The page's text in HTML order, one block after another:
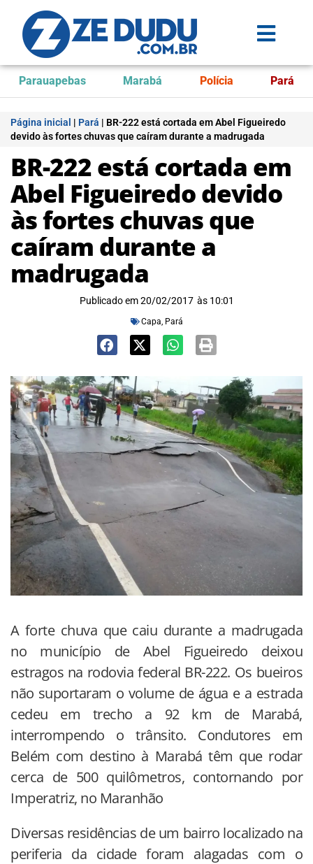
Parauapebas Marabá Polícia Pará
Página inicial | Pará | BR-222 está cortada em Abel Figueiredo
devido às fortes chuvas que caíram durante a madrugada
BR-222 está cortada em
Abel Figueiredo devido
às fortes chuvas que
caíram durante a
madrugada
Publicado em 20/02/2017 às 10:01
Capa, Pará
A forte chuva que caiu durante a madrugada
no município de Abel Figueiredo deixou
estragos na rodovia federal BR-222. Os bueiros
não suportaram o volume de água e a estrada
cedeu em trecho a 92 km de Marabá,
interrompendo o trânsito. Condutores em
Belém com destino à Marabá têm que rodar
cerca de 500 quilômetros, contornando por
Imperatriz, no Maranhão
Diversas residências de um bairro localizado na
periferia da cidade foram alagadas com o